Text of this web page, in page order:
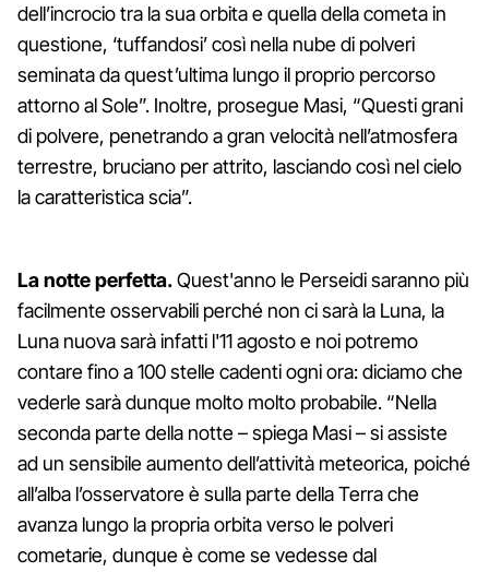
dell’incrocio tra la sua orbita e quella della cometa in
questione, ‘tuffandosi’ così nella nube di polveri
seminata da quest’ultima lungo il proprio percorso
attorno al Sole”. Inoltre, prosegue Masi, “Questi grani
di polvere, penetrando a gran velocità nell’atmosfera
terrestre, bruciano per attrito, lasciando così nel cielo
la caratteristica scia”.
La notte perfetta.Quest'anno le Perseidi saranno più
facilmente osservabili perché non ci sarà la Luna, la
Luna nuova sarà infatti l'11 agosto e noi potremo
contare fino a 100 stelle cadenti ogni ora: diciamo che
vederle sarà dunque molto molto probabile. “Nella
seconda parte della notte – spiega Masi – si assiste
ad un sensibile aumento dell’attività meteorica, poiché
all’alba l’osservatore è sulla parte della Terra che
avanza lungo la propria orbita verso le polveri
cometarie, dunque è come se vedesse dal